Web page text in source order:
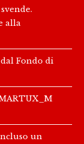
alla
Fondo di
un